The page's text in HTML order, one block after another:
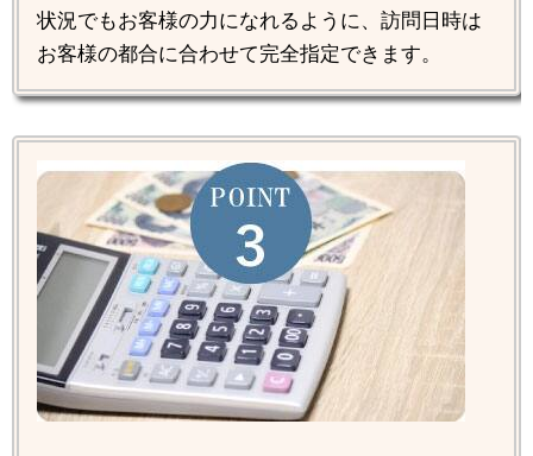
状況でもお客様の力になれるように、訪問日時は
お客様の都合に合わせて完全指定できます。